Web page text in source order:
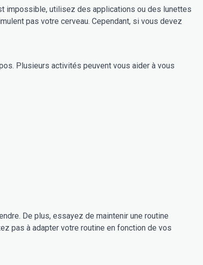
impossible, utilisez des applications ou des lunettes
pas votre cerveau. Cependant, si vous devez
Plusieurs activités peuvent vous aider à vous
De plus, essayez de maintenir une routine
pas à adapter votre routine en fonction de vos